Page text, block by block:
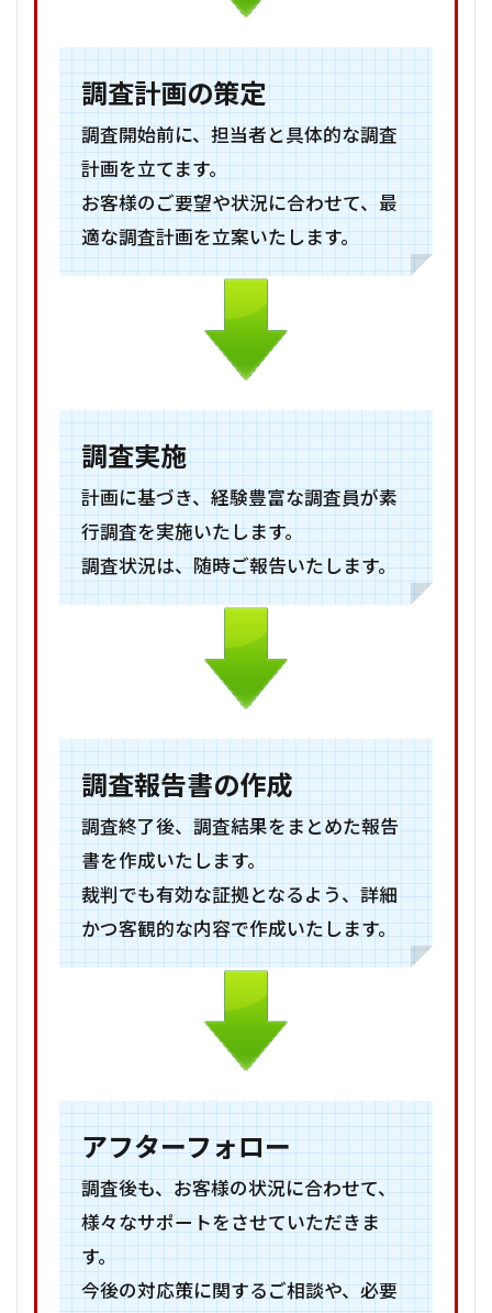
調査計画の策定
調査開始前に、担当者と具体的な調査
計画を立てます。
お客様のご要望や状況に合わせて、最
適な調査計画を立案いたします。
調査実施
計画に基づき、経験豊富な調査員が素
行調査を実施いたします。
調査状況は、随時ご報告いたします。
調査報告書の作成
調査終了後、調査結果をまとめた報告
書を作成いたします。
裁判でも有効な証拠となるよう、詳細
かつ客観的な内容で作成いたします。
アフターフォロー
調査後も、お客様の状況に合わせて、
様々なサポートをさせていただきま
す。
今後の対応策に関するご相談や、必要